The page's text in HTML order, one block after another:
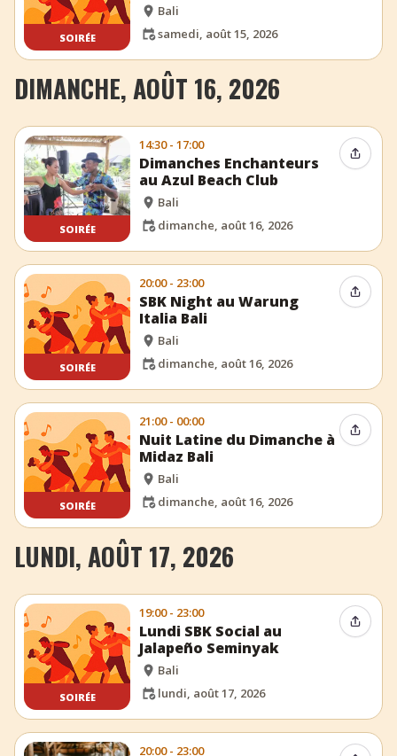
SOIRÉE
Bali
samedi, août 15, 2026
DIMANCHE, AOÛT 16, 2026
SOIRÉE
14:30 - 17:00
Dimanches Enchanteurs
au Azul Beach Club
Bali
dimanche, août 16, 2026
SOIRÉE
20:00 - 23:00
SBK Night au Warung
Italia Bali
Bali
dimanche, août 16, 2026
SOIRÉE
21:00 - 00:00
Nuit Latine du Dimanche à
Midaz Bali
Bali
dimanche, août 16, 2026
LUNDI, AOÛT 17, 2026
SOIRÉE
19:00 - 23:00
Lundi SBK Social au
Jalapeño Seminyak
Bali
lundi, août 17, 2026
20:00 - 23:00